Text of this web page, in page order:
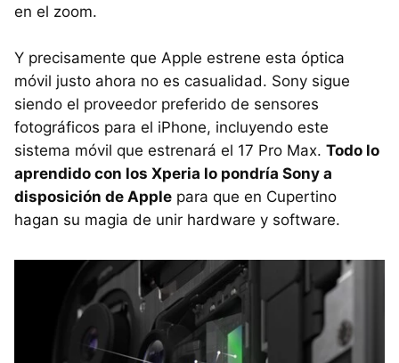
en el zoom.
Y precisamente que Apple estrene esta óptica
móvil justo ahora no es casualidad. Sony sigue
siendo el proveedor preferido de sensores
fotográficos para el iPhone, incluyendo este
sistema móvil que estrenará el 17 Pro Max. Todo lo
aprendido con los Xperia lo pondría Sony a
disposición de Apple para que en Cupertino
hagan su magia de unir hardware y software.